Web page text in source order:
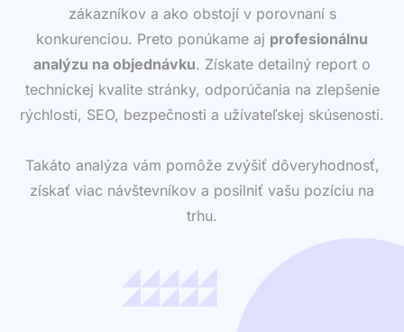
zákazníkov a ako obstojí v porovnaní s
konkurenciou. Preto ponúkame aj profesionálnu
analýzu na objednávku. Získate detailný report o
technickej kvalite stránky, odporúčania na zlepšenie
rýchlosti, SEO, bezpečnosti a užívateľskej skúsenosti.
Takáto analýza vám pomôže zvýšiť dôveryhodnosť,
získať viac návštevníkov a posilniť vašu pozíciu na
trhu.